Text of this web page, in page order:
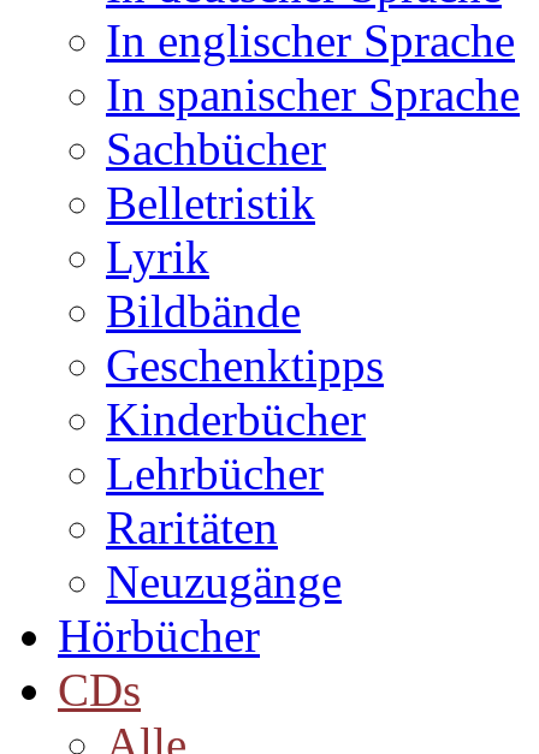
In englischer Sprache
In spanischer Sprache
Sachbücher
Belletristik
Lyrik
Bildbände
Geschenktipps
Kinderbücher
Lehrbücher
Raritäten
Neuzugänge
Hörbücher
CDs